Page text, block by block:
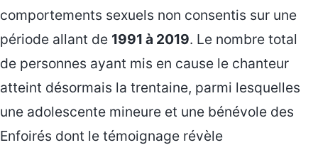
comportements sexuels non consentis sur une
période allant de 1991 à 2019. Le nombre total
de personnes ayant mis en cause le chanteur
atteint désormais la trentaine, parmi lesquelles
une adolescente mineure et une bénévole des
Enfoirés dont le témoignage révèle